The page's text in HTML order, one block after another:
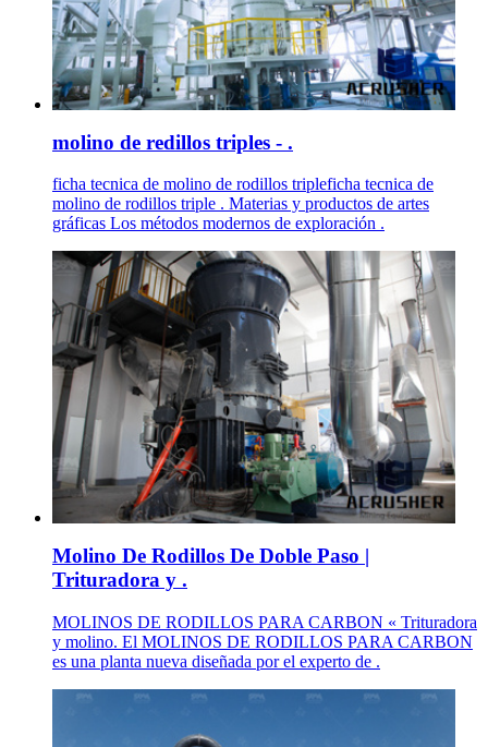
molino de redillos triples - .
ficha tecnica de molino de rodillos tripleficha tecnica de
molino de rodillos triple . Materias y productos de artes
gráficas Los métodos modernos de exploración .
Molino De Rodillos De Doble Paso |
Trituradora y .
MOLINOS DE RODILLOS PARA CARBON « Trituradora
y molino. El MOLINOS DE RODILLOS PARA CARBON
es una planta nueva diseñada por el experto de .